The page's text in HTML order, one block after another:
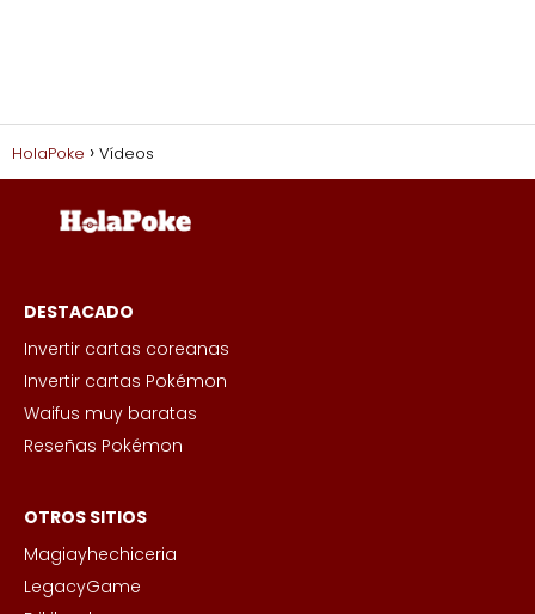
HolaPoke Vídeos
DESTACADO
Invertir cartas coreanas
Invertir cartas Pokémon
Waifus muy baratas
Reseñas Pokémon
OTROS SITIOS
Magiayhechiceria
LegacyGame